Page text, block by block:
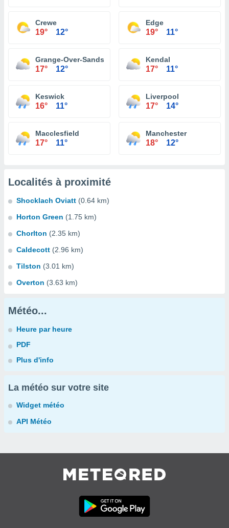
Crewe
19° 12°
Edge
19° 11°
Grange-Over-Sands
17° 12°
Kendal
17° 11°
Keswick
16° 11°
Liverpool
17° 14°
Macclesfield
17° 11°
Manchester
18° 12°
Localités à proximité
Shocklach Oviatt (0.64 km)
Horton Green (1.75 km)
Chorlton (2.35 km)
Caldecott (2.96 km)
Tilston (3.01 km)
Overton (3.63 km)
Météo...
Heure par heure
PDF
Plus d'info
La météo sur votre site
Widget météo
API Météo